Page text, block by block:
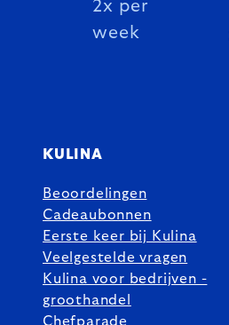
2x per
week
KULINA
Beoordelingen
Cadeaubonnen
Eerste keer bij Kulina
Veelgestelde vragen
Kulina voor bedrijven -
groothandel
Chefparade